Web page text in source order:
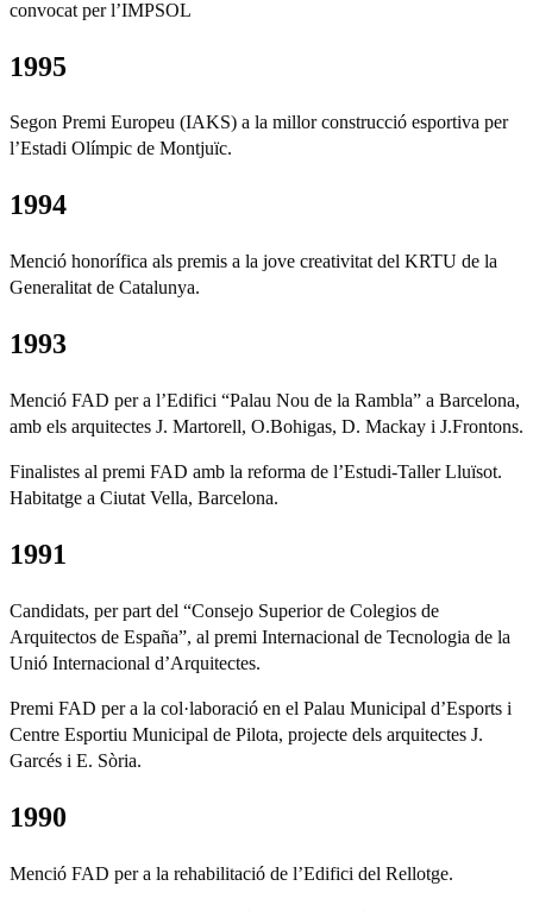
convocat per l’IMPSOL
1995
Segon Premi Europeu (IAKS) a la millor construcció esportiva per
l’Estadi Olímpic de Montjuïc.
1994
Menció honorífica als premis a la jove creativitat del KRTU de la
Generalitat de Catalunya.
1993
Menció FAD per a l’Edifici “Palau Nou de la Rambla” a Barcelona,
amb els arquitectes J. Martorell, O.Bohigas, D. Mackay i J.Frontons.
Finalistes al premi FAD amb la reforma de l’Estudi-Taller Lluïsot.
Habitatge a Ciutat Vella, Barcelona.
1991
Candidats, per part del “Consejo Superior de Colegios de
Arquitectos de España”, al premi Internacional de Tecnologia de la
Unió Internacional d’Arquitectes.
Premi FAD per a la col·laboració en el Palau Municipal d’Esports i
Centre Esportiu Municipal de Pilota, projecte dels arquitectes J.
Garcés i E. Sòria.
1990
Menció FAD per a la rehabilitació de l’Edifici del Rellotge.